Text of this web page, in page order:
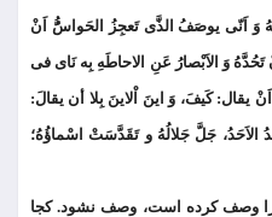
وَ اَنّی یوصَفُ الذَّی تَعجِزُ الحَواسُُّ اَنْ
تَحُدَّهُ وَ الاَبْصارُ عَنِ الاحاطَهِ بِه نَای فی
یقال: کَیفَ، وَ اینَ اْلاینَ بِلا أن یقالَ:
الاَحَدُ، جَلَّ جَلالُهُ و تَقَدَّسَتْ اسْماؤُهُ؛
وصف کرده است، وصف نشود. کجا